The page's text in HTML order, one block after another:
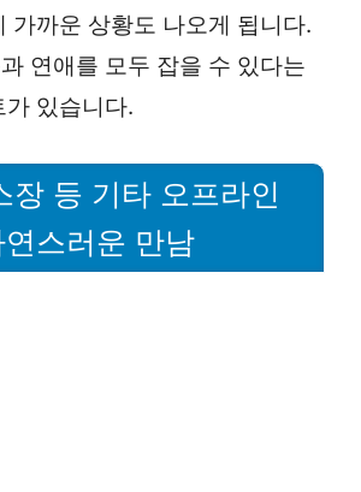
가까운 상황도 나오게 됩니다.
연애를 모두 잡을 수 있다는
있습니다.
장 등 기타 오프라인
스러운 만남